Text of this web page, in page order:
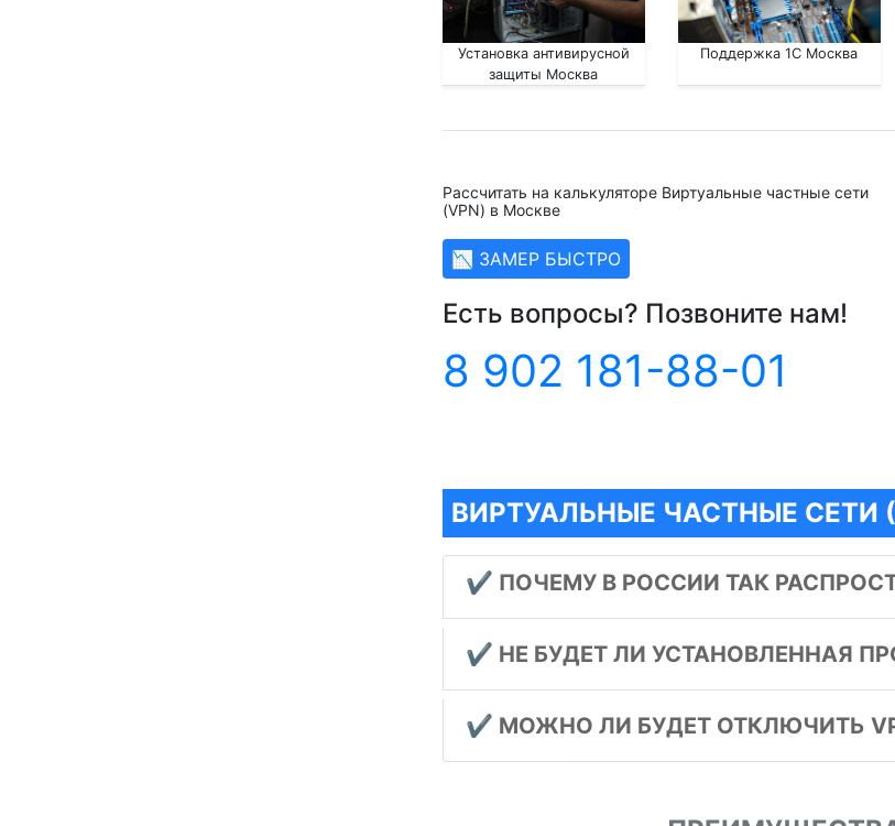
Установка антивирусной
защиты Москва
Поддержка 1С Москва
Рассчитать на калькуляторе Виртуальные частные сети
(VPN) в Москве
📉 ЗАМЕР БЫСТРО
Есть вопросы? Позвоните нам!
8 902 181-88-01
ВИРТУАЛЬНЫЕ ЧАСТНЫЕ СЕТИ
✔️ ПОЧЕМУ В РОССИИ ТАК
✔️ НЕ БУДЕТ ЛИ УСТАНОВЛЕННАЯ
✔️ МОЖНО ЛИ БУДЕТ ОТКЛЮЧИТЬ